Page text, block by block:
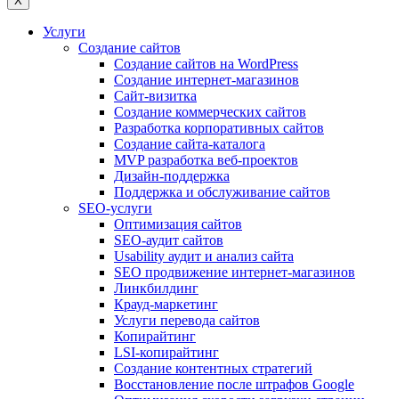
Услуги
Создание сайтов
Создание сайтов на WordPress
Создание интернет-магазинов
Сайт-визитка
Создание коммерческих сайтов
Разработка корпоративных сайтов
Создание сайта-каталога
MVP разработка веб-проектов
Дизайн-поддержка
Поддержка и обслуживание сайтов
SEO-услуги
Оптимизация сайтов
SEO-аудит сайтов
Usability аудит и анализ сайта
SEO продвижение интернет-магазинов
Линкбилдинг
Крауд-маркетинг
Услуги перевода сайтов
Копирайтинг
LSI-копирайтинг
Создание контентных стратегий
Восстановление после штрафов Google